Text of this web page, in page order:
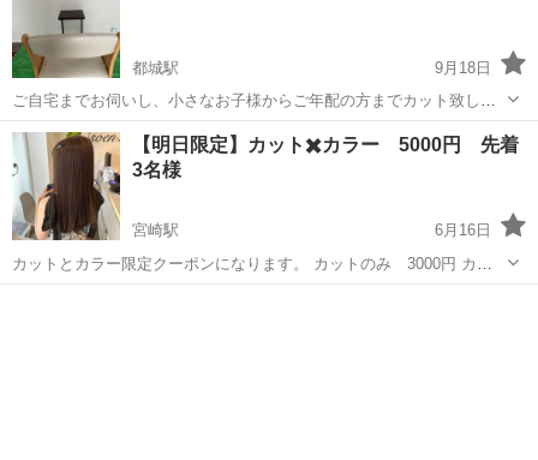
都城駅
9月18日
ご自宅までお伺いし、小さなお子様からご年配の方までカット致しま
す。車椅子など外出が困難な方でも大丈夫です。お一人様2000円で、
カットします。美容歴20年以上のベテランで簡単なジェルネイルサー
ビス‼️産後で赤ちゃんがいる方で...
宮崎 都城市 都城駅 ヘアサロン
【明日限定】カット✖️カラー 5000円 先着
3名様
宮崎駅
6月16日
カットとカラー限定クーポンになります。 カットのみ 3000円 カラ
ーのみも可能です。 9時〜17時30までの間です。 お時間 名前 お電話